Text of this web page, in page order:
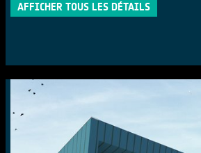
AFFICHER TOUS LES DÉTAILS